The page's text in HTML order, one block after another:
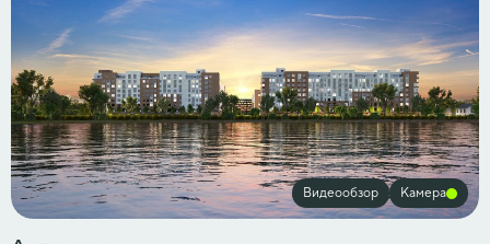
Видеообзор Камера